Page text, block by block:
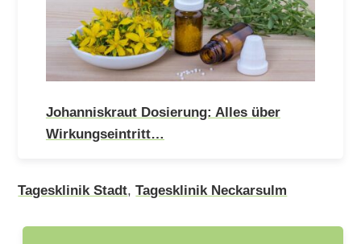
Johanniskraut Dosierung: Alles über
Wirkungseintritt…
Tagesklinik Stadt,Tagesklinik Neckarsulm
Beitragsnavigation